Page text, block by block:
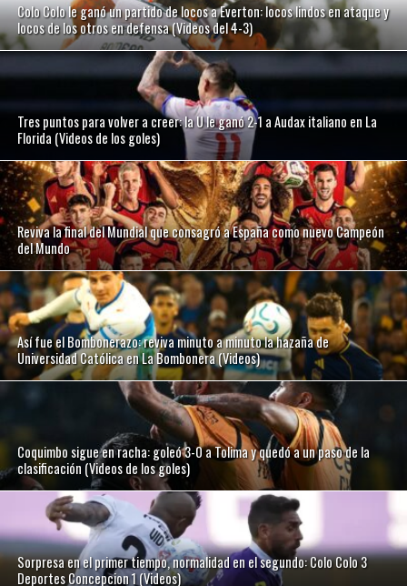
Colo Colo le ganó un partido de locos a Everton: locos lindos en ataque y
locos de los otros en defensa (Videos del 4-3)
Tres puntos para volver a creer: la U le ganó 2-1 a Audax italiano en La
Florida (Videos de los goles)
Reviva la final del Mundial que consagró a España como nuevo Campeón
del Mundo
Así fue el Bombonerazo: reviva minuto a minuto la hazaña de
Universidad Católica en La Bombonera (Videos)
Coquimbo sigue en racha: goleó 3-0 a Tolima y quedó a un paso de la
clasificación (Videos de los goles)
Sorpresa en el primer tiempo, normalidad en el segundo: Colo Colo 3
Deportes Concepcion 1 (Videos)